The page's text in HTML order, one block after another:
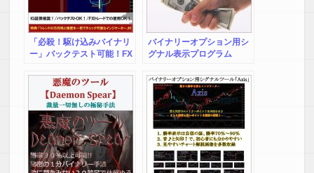
「必殺！駆け込みバイナリ
ー」バックテスト可能！FX
バイナリーオプション用シ
グナル表示プログラム